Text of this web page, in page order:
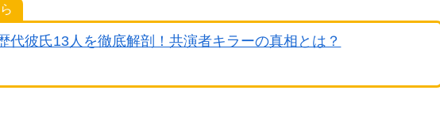
代彼氏13人を徹底解剖！共演者キラーの真相とは？